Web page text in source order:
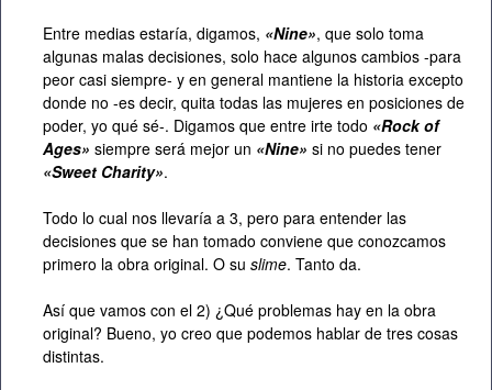
Entre medias estaría, digamos, «Nine», que solo toma
algunas malas decisiones, solo hace algunos cambios -para
peor casi siempre- y en general mantiene la historia excepto
donde no -es decir, quita todas las mujeres en posiciones de
poder, yo qué sé-. Digamos que entre irte todo «Rock of
Ages» siempre será mejor un «Nine» si no puedes tener
«Sweet Charity».
Todo lo cual nos llevaría a 3, pero para entender las
decisiones que se han tomado conviene que conozcamos
primero la obra original. O su slime. Tanto da.
Así que vamos con el 2) ¿Qué problemas hay en la obra
original? Bueno, yo creo que podemos hablar de tres cosas
distintas.